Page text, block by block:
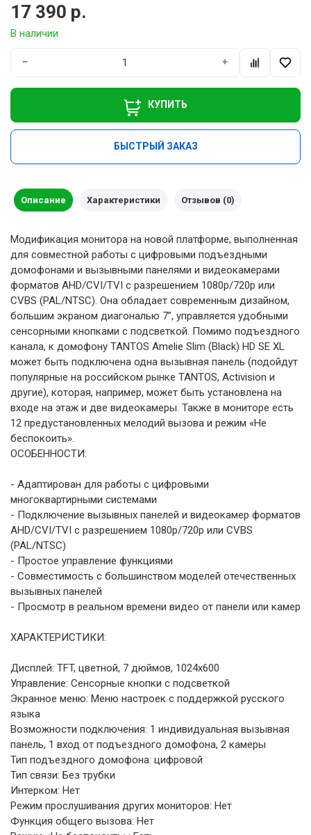
17 390 р.
В наличии
− +
КУПИТЬ
БЫСТРЫЙ ЗАКАЗ
Описание Характеристики Отзывов (0)
Модификация монитора на новой платформе, выполненная
для совместной работы с цифровыми подъездными
домофонами и вызывными панелями и видеокамерами
форматов AHD/CVI/TVI с разрешением 1080p/720p или
CVBS (PAL/NTSC). Она обладает современным дизайном,
большим экраном диагональю 7”, управляется удобными
сенсорными кнопками с подсветкой. Помимо подъездного
канала, к домофону TANTOS Amelie Slim (Black) HD SE XL
может быть подключена одна вызывная панель (подойдут
популярные на российском рынке TANTOS, Activision и
другие), которая, например, может быть установлена на
входе на этаж и две видеокамеры. Также в мониторе есть
12 предустановленных мелодий вызова и режим «Не
беспокоить».
ОСОБЕННОСТИ:
- Адаптирован для работы с цифровыми
многоквартирными системами
- Подключение вызывных панелей и видеокамер форматов
AHD/CVI/TVI с разрешением 1080p/720p или CVBS
(PAL/NTSC)
- Простое управление функциями
- Совместимость с большинством моделей отечественных
вызывных панелей
- Просмотр в реальном времени видео от панели или камер
ХАРАКТЕРИСТИКИ:
Дисплей: TFT, цветной, 7 дюймов, 1024х600
Управление: Сенсорные кнопки с подсветкой
Экранное меню: Меню настроек с поддержкой русского
языка
Возможности подключения: 1 индивидуальная вызывная
панель, 1 вход от подъездного домофона, 2 камеры
Тип подъездного домофона: цифровой
Тип связи: Без трубки
Интерком: Нет
Режим прослушивания других мониторов: Нет
Функция общего вызова: Нет